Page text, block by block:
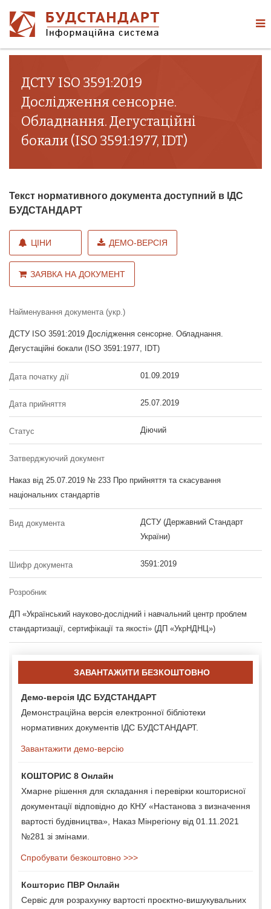
ДСТУ ISO 3591:2019
Дослідження сенсорне.
Обладнання. Дегустаційні
бокали (ISO 3591:1977, IDT)
Текст нормативного документа доступний в ІДС
БУДСТАНДАРТ
ЦІНИ ДЕМО-ВЕРСІЯ
ЗАЯВКА НА ДОКУМЕНТ
Найменування документа (укр.)
ДСТУ ISO 3591:2019 Дослідження сенсорне. Обладнання.
Дегустаційні бокали (ISO 3591:1977, IDT)
Дата початку дії 01.09.2019
Дата прийняття 25.07.2019
Статус Діючий
Затверджуючий документ
Наказ від 25.07.2019 № 233 Про прийняття та скасування
національних стандартів
Вид документа
ДСТУ (Державний Стандарт
України)
Шифр документа 3591:2019
Розробник
ДП «Український науково-дослідний і навчальний центр проблем
стандартизації, сертифікації та якості» (ДП «УкрНДНЦ»)
ЗАВАНТАЖИТИ БЕЗКОШТОВНО
Демо-версія ІДС БУДСТАНДАРТ
Демонстраційна версія електронної бібліотеки
нормативних документів ІДС БУДСТАНДАРТ.
Завантажити демо-версію
КОШТОРИС 8 Онлайн
Хмарне рішення для складання і перевірки кошторисної
документації відповідно до КНУ «Настанова з визначення
вартості будівництва», Наказ Мінрегіону від 01.11.2021
№281 зі змінами.
Спробувати безкоштовно >>>
Кошторис ПВР Онлайн
Сервіс для розрахунку вартості проєктно-вишукувальних